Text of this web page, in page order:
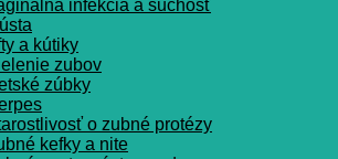
infekcia a suchosť
a kútiky
zubov
zúbky
o zubné protézy
kefky a nite